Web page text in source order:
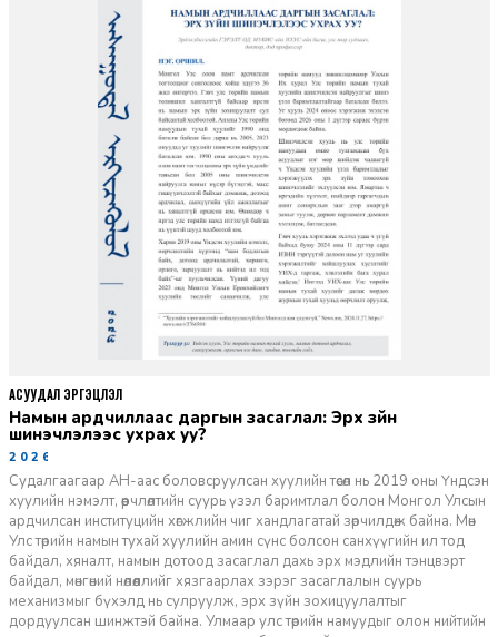
Намын ардчиллаас даргын засаглал: Эрх зүйн
шинэчлэлээс ухрах уу?
2026-07-08
Судалгаагаар АН-аас боловсруулсан хуулийн төсөл нь 2019 оны Үндсэн
хуулийн нэмэлт, өөрчлөлтийн суурь үзэл баримтлал болон Монгол Улсын
ардчилсан институцийн хөгжлийн чиг хандлагатай зөрчилдөж байна. Мөн
Улс төрийн намын тухай хуулийн амин сүнс болсон санхүүгийн ил тод
байдал, хяналт, намын дотоод засаглал дахь эрх мэдлийн тэнцвэрт
байдал, мөнгөний нөлөөллийг хязгаарлах зэрэг засаглалын суурь
механизмыг бүхэлд нь сулруулж, эрх зүйн зохицуулалтыг
дордуулсан шинжтэй байна. Улмаар улс төрийн намуудыг олон нийтийн
АСУУДАЛ ЭРГЭЦҮҮЛЭЛ